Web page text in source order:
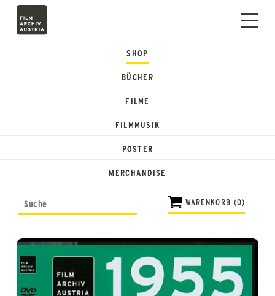
SHOP
BÜCHER
FILME
FILMMUSIK
POSTER
MERCHANDISE
WARENKORB (0)